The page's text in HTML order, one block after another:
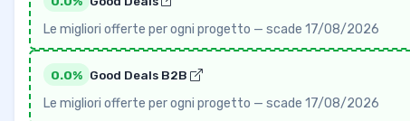
Le migliori offerte per ogni progetto — scade 17/08/2026
0.0% Good Deals B2B
Le migliori offerte per ogni progetto — scade 17/08/2026